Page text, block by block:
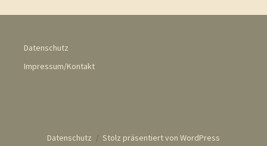
Datenschutz
Impressum/Kontakt
Datenschutz Stolz präsentiert von WordPress